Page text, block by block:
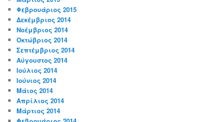
Φεβρουάριος 2015
Δεκέμβριος 2014
Νοέμβριος 2014
Οκτώβριος 2014
Σεπτέμβριος 2014
Αύγουστος 2014
Ιούλιος 2014
Ιούνιος 2014
Μάιος 2014
Απρίλιος 2014
Μάρτιος 2014